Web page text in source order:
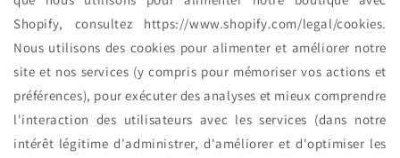
Shopify, consultez https://www.shopify.com/legal/cookies.
Nous utilisons des cookies pour alimenter et améliorer notre
site et nos services (y compris pour mémoriser vos actions et
préférences), pour exécuter des analyses et mieux comprendre
l'interaction des utilisateurs avec les services (dans notre
intérêt légitime d'administrer, d'améliorer et d'optimiser les